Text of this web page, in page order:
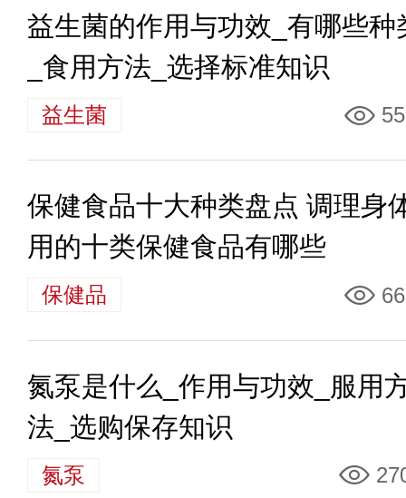
益生菌的作用与功效_有哪些种
_食用方法_选择标准知识
益生菌
保健食品十大种类盘点 调理身
用的十类保健食品有哪些
保健品
氮泵是什么_作用与功效_服用
法_选购保存知识
氮泵